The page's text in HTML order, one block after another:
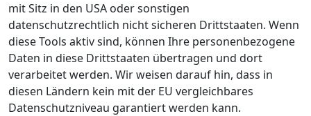
mit Sitz in den USA oder sonstigen
datenschutzrechtlich nicht sicheren Drittstaaten. Wenn
diese Tools aktiv sind, können Ihre personenbezogene
Daten in diese Drittstaaten übertragen und dort
verarbeitet werden. Wir weisen darauf hin, dass in
diesen Ländern kein mit der EU vergleichbares
Datenschutzniveau garantiert werden kann.